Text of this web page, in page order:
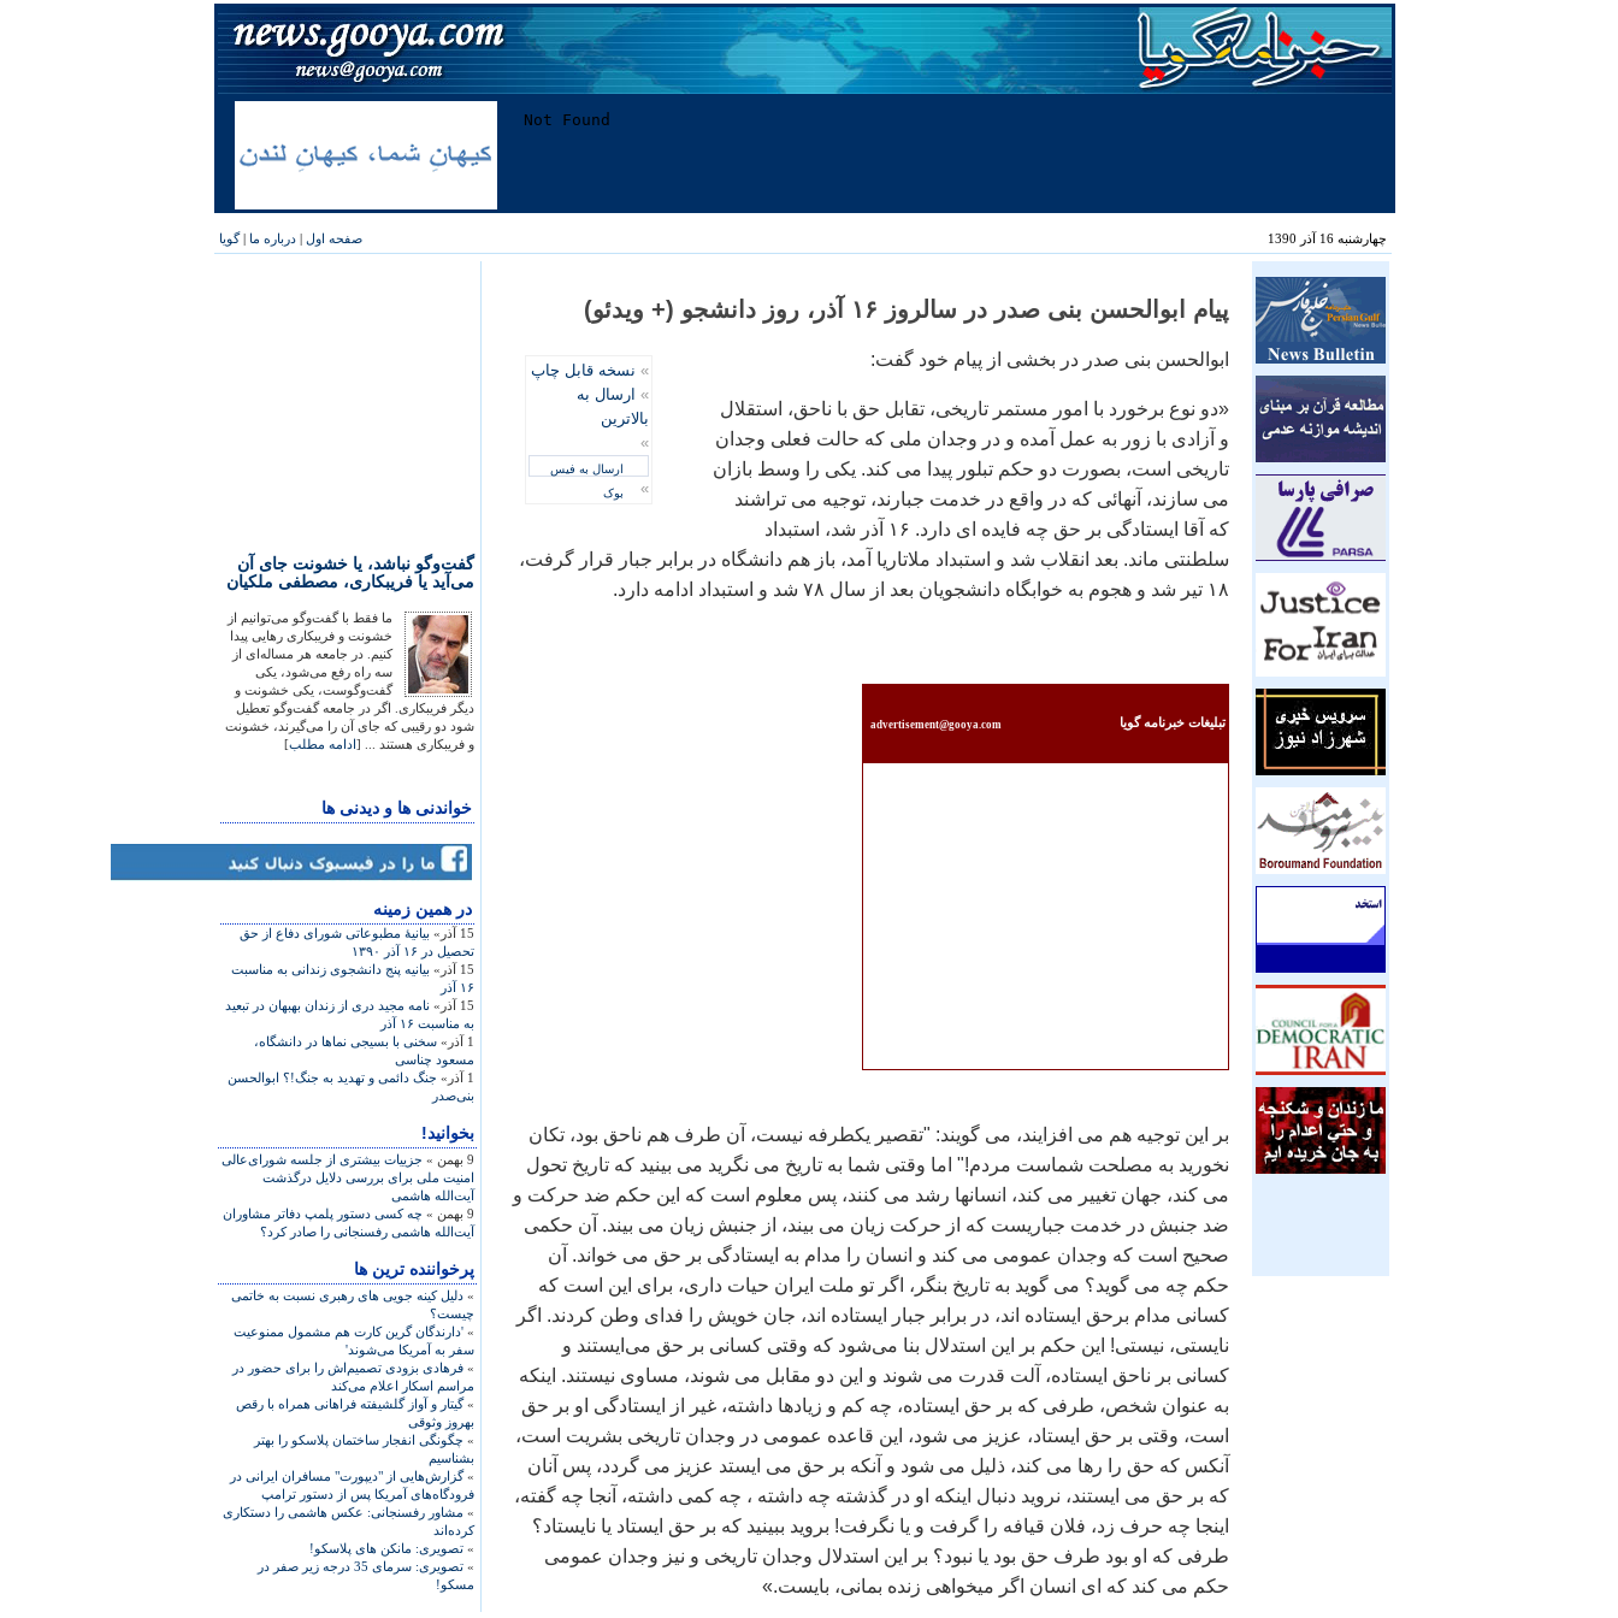
چهارشنبه 16 آذر 1390 صفحه اول | درباره ما |گویا
گفت‌وگو نباشد، یا خشونت جای آن
می‌آید یا فریبکاری، مصطفی ملکیان
ما فقط با گفت‌وگو می‌توانیم از
خشونت و فریبکاری رهایی پیدا
کنیم. در جامعه هر مساله‌ای از
سه راه رفع می‌شود، یکی
گفت‌وگوست، یکی خشونت و
دیگر فریبکاری. اگر در جامعه گفت‌وگو تعطیل
شود دو رقیبی که جای آن را می‌گیرند، خشونت
و فریبکاری هستند ... [ادامه مطلب]
خواندنی ها و دیدنی ها
در همين زمينه
15 آذر»
بيانیۀ مطبوعاتی شورای دفاع از حق
تحصيل در ۱۶ آذر ۱۳۹۰
15 آذر»
بيانيه پنج دانشجوی زندانی به مناسبت
۱۶ آذر
15 آذر»
نامه مجيد دری از زندان بهبهان در تبعيد
به مناسبت ۱۶ آذر
1 آذر»
سخنی با بسيجی نماها در دانشگاه،
مسعود چناسی
1 آذر»
جنگ دائمی و تهديد به جنگ!؟ ابوالحسن
بنی‌صدر
بخوانید!
9 بهمن »
جزییات بیشتری از جلسه شورای‌عالی
امنیت ملی برای بررسی دلایل درگذشت
آیت‌الله هاشمی
9 بهمن »
چه کسی دستور پلمپ دفاتر مشاوران
آیت‌الله هاشمی رفسنجانی را صادر کرد؟
پرخواننده ترین ها
» دلیل کینه جویی های رهبری نسبت به خاتمی
چیست؟
» 'دارندگان گرین کارت هم مشمول ممنوعیت
سفر به آمریکا می‌شوند'
» فرهادی بزودی تصمیم‌اش را برای حضور در
مراسم اسکار اعلام می‌کند
»گیتار و آواز گلشیفته فراهانی همراه با رقص
بهروز وثوقی
» چگونگی انفجار ساختمان پلاسکو را بهتر
بشناسیم
»گزارش‌هایی از "دیپورت" مسافران ایرانی در
فرودگاه‌های آمریکا پس از دستور ترامپ
» مشاور رفسنجانی: عکس هاشمی را دستکاری
کرده‌اند
» تصویری: مانکن های پلاسکو!
»
تصویری: سرمای 35 درجه زیر صفر در
مسکو!
پيام ابوالحسن بنی صدر در سالروز ۱۶ آذر، روز دانشجو (+ ويدئو)
» نسخه قابل چاپ
» ارسال به
بالاترین
»
ارسال به فیس
بوک
»
ابوالحسن بنی صدر در بخشی از پيام خود گفت:
«دو نوع برخورد با امور مستمر تاريخی، تقابل حق با ناحق، استقلال
و آزادی با زور به عمل آمده و در وجدان ملی که حالت فعلی وجدان
تاريخی است، بصورت دو حکم تبلور پيدا می کند. يکی را وسط بازان
می سازند، آنهائی که در واقع در خدمت جبارند، توجيه می تراشند
که آقا ايستادگی بر حق چه فايده ای دارد. ۱۶ آذر شد، استبداد
سلطنتی ماند. بعد انقلاب شد و استبداد ملاتاريا آمد، باز هم دانشگاه در برابر جبار قرار گرفت،
۱۸ تير شد و هجوم به خوابگاه دانشجويان بعد از سال ۷۸ شد و استبداد ادامه دارد.
تبليغات خبرنامه گويا advertisement@gooya.com
بر اين توجيه هم می افزايند، می گويند: "تقصير يکطرفه نيست، آن طرف هم ناحق بود، تکان
نخوريد به مصلحت شماست مردم!" اما وقتی شما به تاريخ می نگريد می بينيد که تاريخ تحول
می کند، جهان تغيير می کند، انسانها رشد می کنند، پس معلوم است که اين حکم ضد حرکت و
ضد جنبش در خدمت جباريست که از حرکت زيان می بيند، از جنبش زيان می بيند. آن حکمی
صحيح است که وجدان عمومی می کند و انسان را مدام به ايستادگی بر حق می خواند. آن
حکم چه می گويد؟ می گويد به تاريخ بنگر، اگر تو ملت ايران حيات داری، برای اين است که
کسانی مدام برحق ايستاده اند، در برابر جبار ايستاده اند، جان خويش را فدای وطن کردند. اگر
نايستی، نيستی! اين حکم بر اين استدلال بنا می‌شود که وقتی کسانی بر حق می‌ايستند و
کسانی بر ناحق ايستاده، آلت قدرت می شوند و اين دو مقابل می شوند، مساوی نيستند. اينکه
به عنوان شخص، طرفی که بر حق ايستاده، چه کم و زيادها داشته، غير از ايستادگی او بر حق
است، وقتی بر حق ايستاد، عزيز می شود، اين قاعده عمومی در وجدان تاريخی بشريت است،
آنکس که حق را رها می کند، ذليل می شود و آنکه بر حق می ايستد عزيز می گردد، پس آنان
که بر حق می ايستند، نرويد دنبال اينکه او در گذشته چه داشته ، چه کمی داشته، آنجا چه گفته،
اينجا چه حرف زد، فلان قيافه را گرفت و يا نگرفت! برويد ببينيد که بر حق ايستاد يا نايستاد؟
طرفی که او بود طرف حق بود يا نبود؟ بر اين استدلال وجدان تاريخی و نيز وجدان عمومی
حکم می کند که ای انسان اگر ميخواهی زنده بمانی، بايست.»